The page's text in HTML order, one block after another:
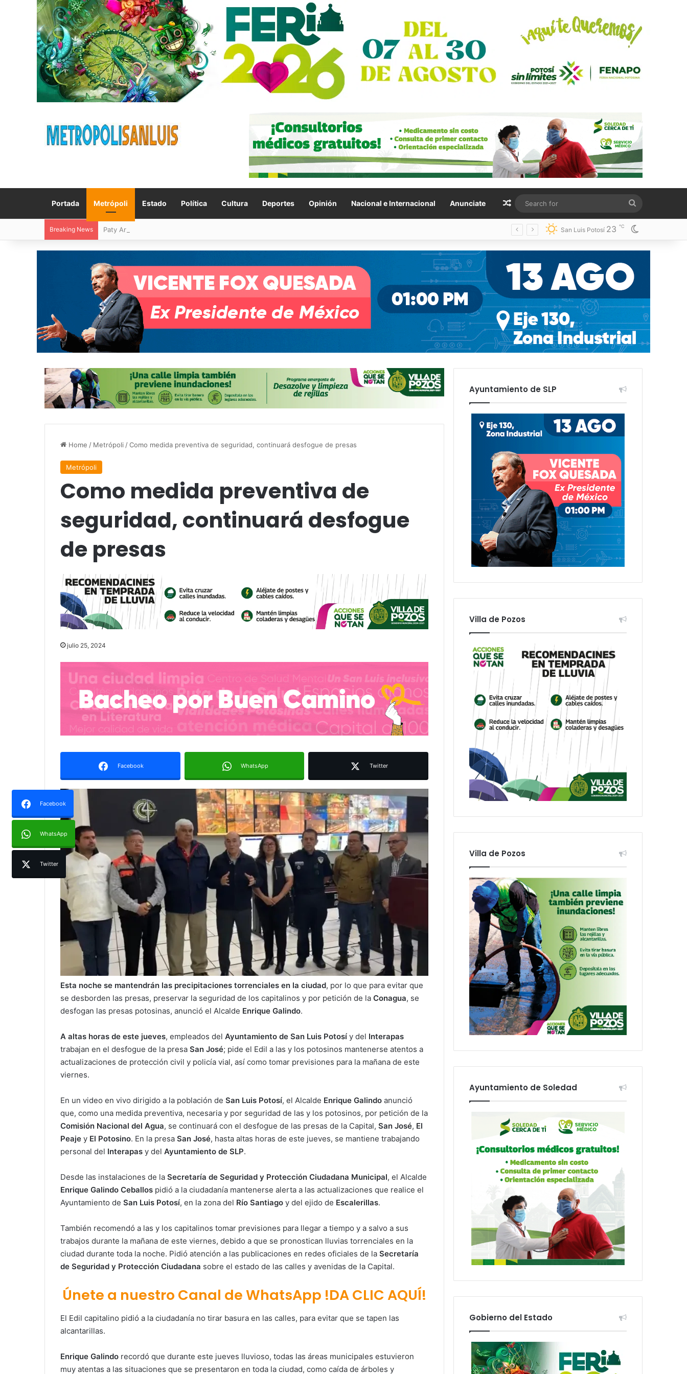
Portada Metrópoli Estado Política Cultura Deportes Opinión Nacional e Internacional Anunciate Random Article
for
Breaking News Paty Aradillas destaca impacto del nuevo desnivel de Circuito Potosí en la movilidad de Villa de Pozos San Luis Potosí 23 ℃
Home / Metrópoli /Como medida preventiva de seguridad, continuará desfogue de presas
Metrópoli
Como medida preventiva de
seguridad, continuará desfogue
de presas
julio 25, 2024
Facebook WhatsApp Twitter
Facebook
WhatsApp
Twitter
Esta noche se mantendrán las precipitaciones torrenciales en la ciudad, por lo que para evitar que
se desborden las presas, preservar la seguridad de los capitalinos y por petición de la Conagua, se
desfogan las presas potosinas, anunció el Alcalde Enrique Galindo.
A altas horas de este jueves, empleados del Ayuntamiento de San Luis Potosí y del Interapas
trabajan en el desfogue de la presa San José; pide el Edil a las y los potosinos mantenerse atentos a
actualizaciones de protección civil y policía vial, así como tomar previsiones para la mañana de este
viernes.
En un video en vivo dirigido a la población de San Luis Potosí, el Alcalde Enrique Galindo anunció
que, como una medida preventiva, necesaria y por seguridad de las y los potosinos, por petición de la
Comisión Nacional del Agua, se continuará con el desfogue de las presas de la Capital, San José, El
Peaje y El Potosino. En la presa San José, hasta altas horas de este jueves, se mantiene trabajando
personal del Interapas y del Ayuntamiento de SLP.
Desde las instalaciones de la Secretaría de Seguridad y Protección Ciudadana Municipal, el Alcalde
Enrique Galindo Ceballos pidió a la ciudadanía mantenerse alerta a las actualizaciones que realice el
Ayuntamiento de San Luis Potosí, en la zona del Río Santiago y del ejido de Escalerillas.
También recomendó a las y los capitalinos tomar previsiones para llegar a tiempo y a salvo a sus
trabajos durante la mañana de este viernes, debido a que se pronostican lluvias torrenciales en la
ciudad durante toda la noche. Pidió atención a las publicaciones en redes oficiales de la Secretaría
de Seguridad y Protección Ciudadana sobre el estado de las calles y avenidas de la Capital.
Únete a nuestro Canal de WhatsApp !DA CLIC AQUÍ!
El Edil capitalino pidió a la ciudadanía no tirar basura en las calles, para evitar que se tapen las
alcantarillas.
Enrique Galindo recordó que durante este jueves lluvioso, todas las áreas municipales estuvieron
muy atentas a las situaciones que se presentaron en toda la ciudad, como caída de árboles y
Ayuntamiento de SLP
Villa de Pozos
Villa de Pozos
Ayuntamiento de Soledad
Gobierno del Estado